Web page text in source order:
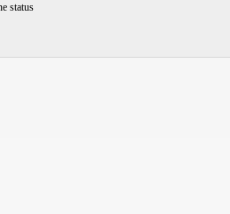
status